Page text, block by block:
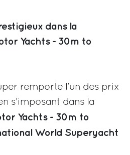
dans la
Yachts - 30m to
remporte l'un des prix
s'imposant dans la
Yachts - 30m to
World Superyacht